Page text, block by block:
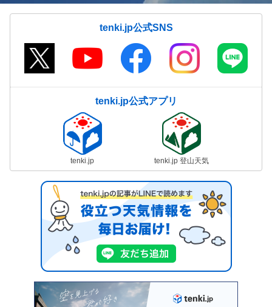
tenki.jp公式SNS
tenki.jp公式アプリ
tenki.jp tenki.jp 登山天気